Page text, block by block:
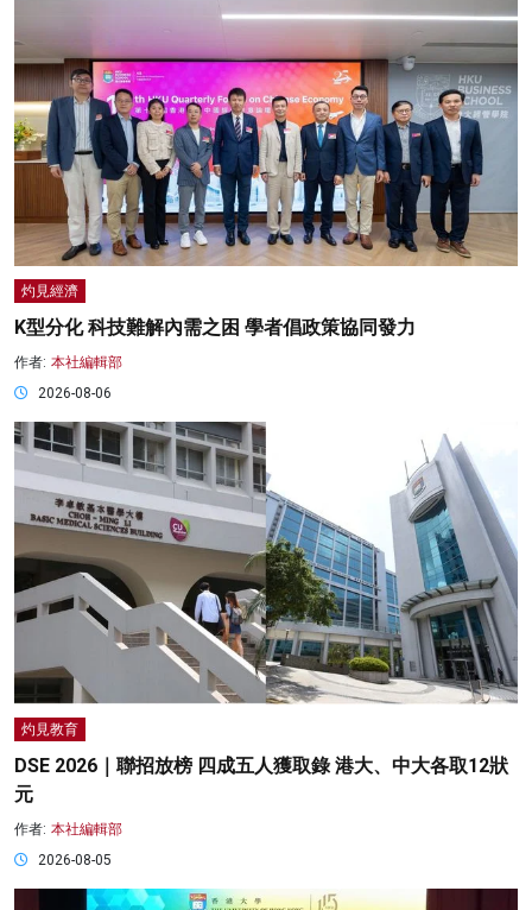
灼見經濟
K型分化 科技難解內需之困 學者倡政策協同發力
作者: 本社編輯部
2026-08-06
灼見教育
DSE 2026｜聯招放榜 四成五人獲取錄 港大、中大各取12狀
元
作者: 本社編輯部
2026-08-05